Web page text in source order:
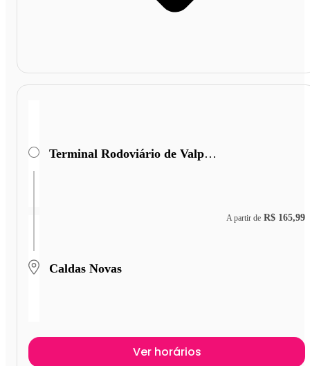
Terminal Rodoviário de Valparaiso de Goiás
Caldas Novas
A partir de R$ 165,99
Ver horários